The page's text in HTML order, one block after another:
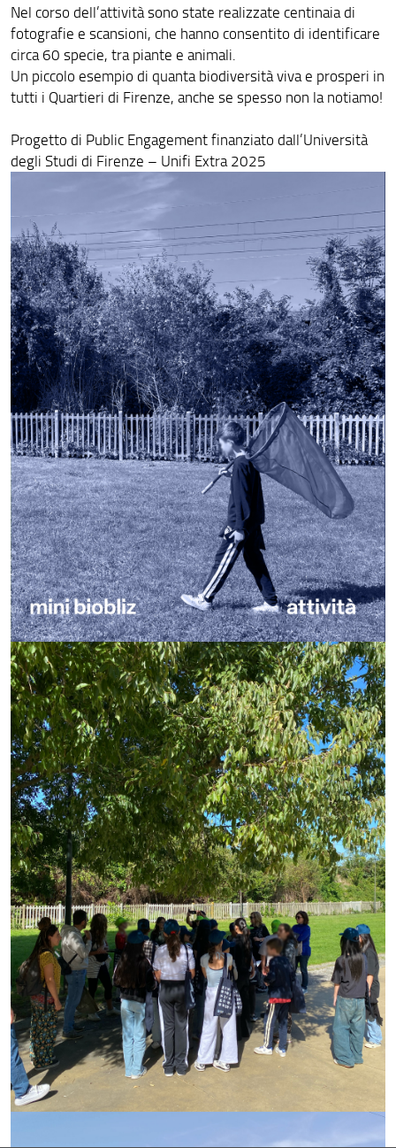
Nel corso dell’attività sono state realizzate centinaia di
fotografie e scansioni, che hanno consentito di identificare
circa 60 specie, tra piante e animali.
Un piccolo esempio di quanta biodiversità viva e prosperi in
tutti i Quartieri di Firenze, anche se spesso non la notiamo!
Progetto di Public Engagement finanziato dall’Università
degli Studi di Firenze – Unifi Extra 2025